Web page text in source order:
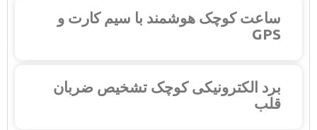
ساعت کوچک هوشمند با سیم کارت و
GPS
برد الکترونیکی کوچک تشخیص ضربان
قلب